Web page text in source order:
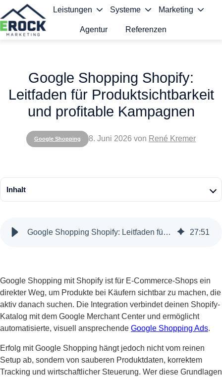
Leistungen Systeme Marketing
Agentur Referenzen
Google Shopping
Google Shopping Shopify:
Leitfaden für Produktsichtbarkeit
und profitable Kampagnen
8. Juni 2026 von René Kremer
Inhalt
Google Shopping Shopify: Leitfaden für Produktsichtbarkeit und profitable Kampagnen 27:51
Google Shopping mit Shopify ist für E-Commerce-Shops ein
direkter Weg, um Produkte bei Käufern sichtbar zu machen, die
aktiv danach suchen. Die Integration verbindet deinen Shopify-
Katalog mit dem Google Merchant Center und ermöglicht
automatisierte, visuell ansprechende Google Shopping Ads.
Erfolg mit Google Shopping hängt jedoch nicht vom reinen
Setup ab, sondern von sauberen Produktdaten, korrektem
Tracking und wirtschaftlicher Steuerung. Wer diese Grundlagen